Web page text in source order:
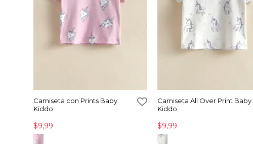
Camiseta con Prints Baby
Kiddo
$9,99
Camiseta All Over Print Baby
Kiddo
$9,99